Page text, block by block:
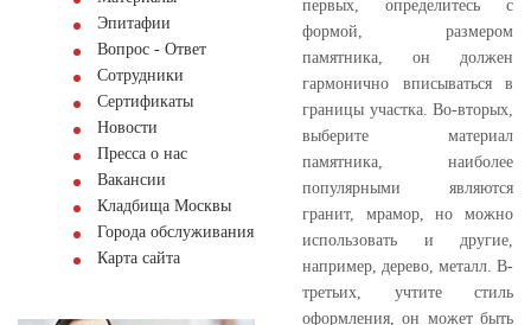
Эпитафии
Вопрос - Ответ
Сотрудники
Сертификаты
Новости
Пресса о нас
Вакансии
Кладбища Москвы
Города обслуживания
Карта сайта
первых, определитесь с
формой, размером
памятника, он должен
гармонично вписываться в
границы участка. Во-вторых,
выберите материал
памятника, наиболее
популярными являются
гранит, мрамор, но можно
использовать и другие,
например, дерево, металл. В-
третьих, учтите стиль
оформления, он может быть